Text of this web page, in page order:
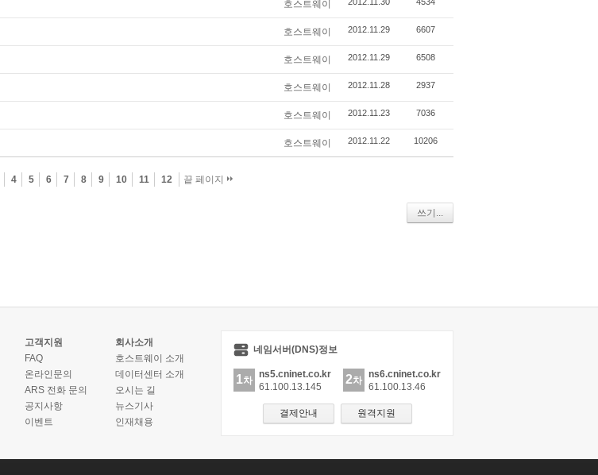
호스트웨이
호스트웨이 2012.11.29 6607
호스트웨이 2012.11.29 6508
호스트웨이 2012.11.28 2937
호스트웨이 2012.11.23 7036
호스트웨이 2012.11.22 10206
4 5 6 7 8 9 10 11 12 끝 페이지
쓰기...
고객지원
FAQ
온라인문의
ARS 전화 문의
공지사항
이벤트
회사소개
호스트웨이 소개
데이터센터 소개
오시는 길
뉴스기사
인재채용
네임서버(DNS)정보
1차
ns5.cninet.co.kr
61.100.13.145
2차
ns6.cninet.co.kr
61.100.13.46
결제안내 원격지원